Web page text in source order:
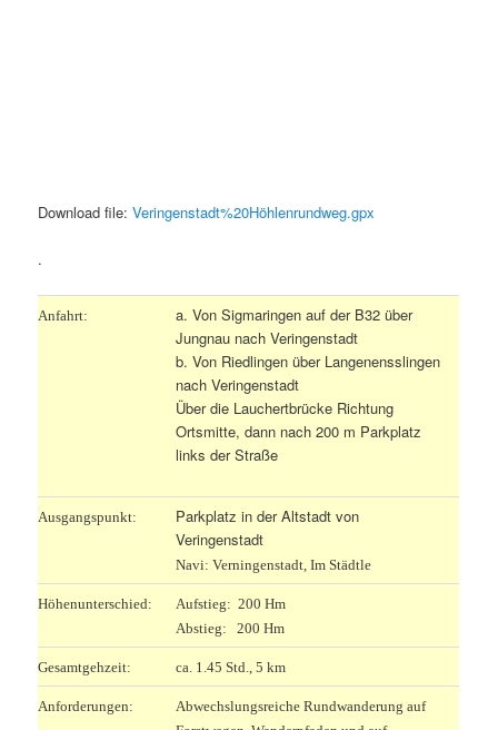
Download file:Veringenstadt%20Höhlenrundweg.gpx
.
Anfahrt:
a. Von Sigmaringen auf der B32 über
Jungnau nach Veringenstadt
b. Von Riedlingen über Langenensslingen
nach Veringenstadt
Über die Lauchertbrücke Richtung
Ortsmitte, dann nach 200 m Parkplatz
links der Straße
Ausgangspunkt:
Parkplatz in der Altstadt von
Veringenstadt
Navi: Verningenstadt, Im Städtle
Höhenunterschied:
Aufstieg: 200 Hm
Abstieg: 200 Hm
Gesamtgehzeit: ca. 1.45 Std., 5 km
Anforderungen:
Abwechslungsreiche Rundwanderung auf